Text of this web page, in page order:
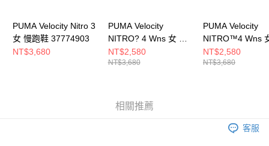
PUMA Velocity Nitro 3
女 慢跑鞋 37774903
NT$3,680
PUMA Velocity
NITRO? 4 Wns 女 跑
步鞋 31114117
NT$2,580
NT$3,680
PUMA Velocity
NITRO™4 Wns
步鞋 31114111
NT$2,580
NT$3,680
相關推薦
客服